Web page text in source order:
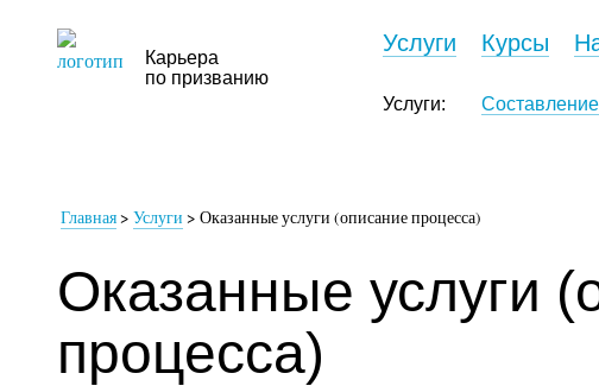
Карьера
по призванию
Услуги Курсы
Услуги:
Главная> Услуги > Оказанные услуги (описание процесса)
Оказанные услуги
процесса)